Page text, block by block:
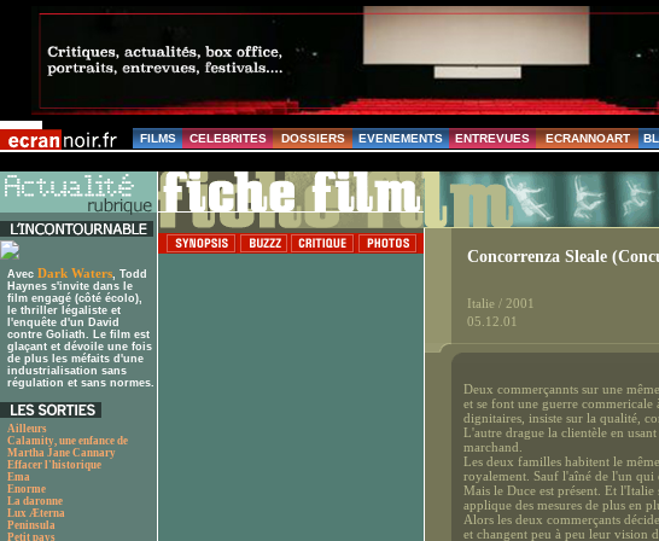
FILMS CELEBRITES DOSSIERS EVENEMENTS ENTREVUES ECRANNOART
Avec Dark Waters, Todd
Haynes s'invite dans le
film engagé (côté écolo),
le thriller légaliste et
l'enquête d'un David
contre Goliath. Le film est
glaçant et dévoile une fois
de plus les méfaits d'une
industrialisation sans
régulation et sans normes.
Ailleurs
Calamity, une enfance de
Martha Jane Cannary
Effacer l'historique
Ema
Enorme
La daronne
Lux Æterna
Peninsula
Petit pays
Concorrenza Sleale
Italie / 2001
05.12.01
Deux commerçannts sur une
et se font une guerre commericale
dignitaires, insiste sur la qualité,
L'autre drague la clientèle en
marchand.
Les deux familles habitent le
royalement. Sauf l'aîné de l'un qui
Mais le Duce est présent. Et
applique des mesures de plus en
Alors les deux commerçants
et changent peu à peu leur vision